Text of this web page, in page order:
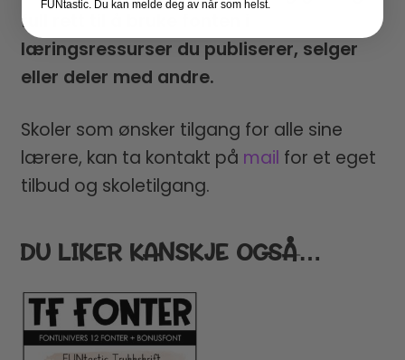
full rett til å bruke fonten i
læringsressurser du publiserer, selger
eller deler med andre.
Skoler som ønsker tilgang for alle sine
lærere, kan ta kontakt på mail for et eget
tilbud og skoletilgang.
DU LIKER KANSKJE OGSÅ…
FUNtastic. Du kan melde deg av når som helst.